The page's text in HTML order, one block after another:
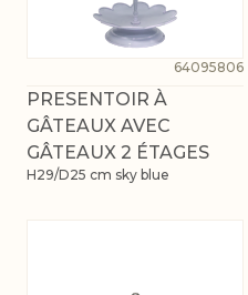
64095806
PRESENTOIR À
GÂTEAUX AVEC
GÂTEAUX 2 ÉTAGES
H29/D25 cm sky blue